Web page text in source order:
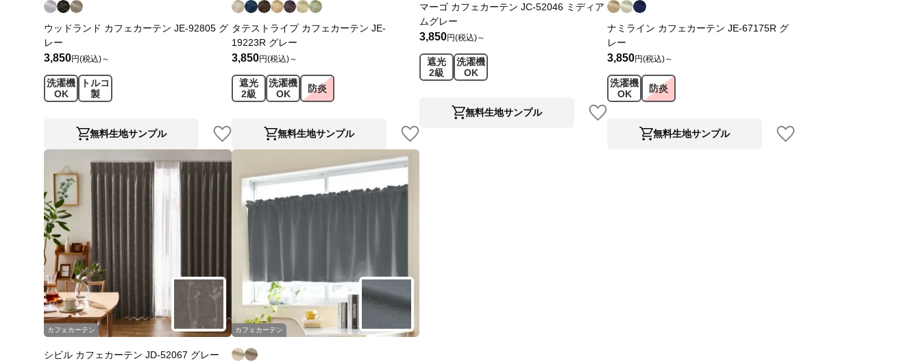
ウッドランド カフェカーテン JE-92805 グ
レー
3,850円(税込)～
洗濯機
OK
トルコ
製
無料生地サンプル
タテストライプ カフェカーテン JE-
19223R グレー
3,850円(税込)～
遮光
2級
洗濯機
OK
防炎
無料生地サンプル
マーゴ カフェカーテン JC-52046 ミディア
ムグレー
3,850円(税込)～
遮光
2級
洗濯機
OK
無料生地サンプル
ナミライン カフェカーテン JE-67175R グ
レー
3,850円(税込)～
洗濯機
OK
防炎
無料生地サンプル
カフェカーテン
シビル カフェカーテン JD-52067 グレー
カフェカーテン